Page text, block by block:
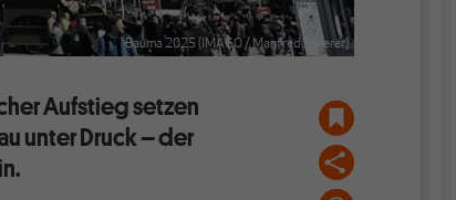
Bauma 2025 (IMAGO / Manfred Segerer)
Aufstieg setzen
unter Druck – der